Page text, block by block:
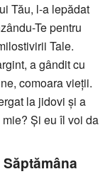
Tău, l-a lepădat
Te pentru
Tale.
a gândit cu
comoara vieţii.
la jidovi şi a
Şi eu îl voi da